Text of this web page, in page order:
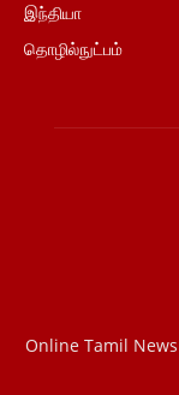
இந்தியா
தொழில்நுட்பம்
Online Tamil